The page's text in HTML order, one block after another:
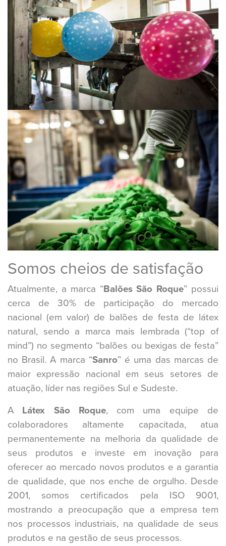
Somos cheios de satisfação
Atualmente, a marca “Balões São Roque” possui
cerca de 30% de participação do mercado
nacional (em valor) de balões de festa de látex
natural, sendo a marca mais lembrada (“top of
mind”) no segmento “balões ou bexigas de festa”
no Brasil. A marca “Sanro” é uma das marcas de
maior expressão nacional em seus setores de
atuação, líder nas regiões Sul e Sudeste.
A Látex São Roque, com uma equipe de
colaboradores altamente capacitada, atua
permanentemente na melhoria da qualidade de
seus produtos e investe em inovação para
oferecer ao mercado novos produtos e a garantia
de qualidade, que nos enche de orgulho. Desde
2001, somos certificados pela ISO 9001,
mostrando a preocupação que a empresa tem
nos processos industriais, na qualidade de seus
produtos e na gestão de seus processos.